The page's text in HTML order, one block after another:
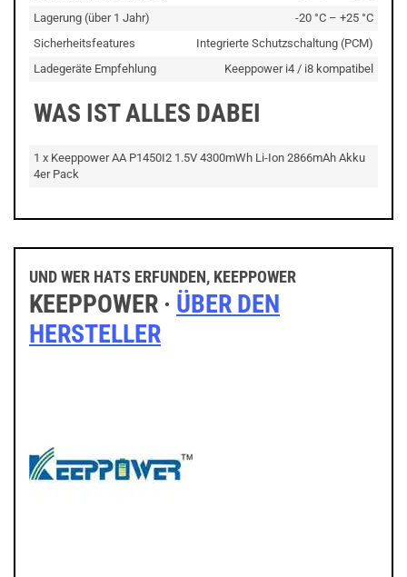
Lagerung (über 1 Jahr)
-20 °C – +25 °C
Sicherheitsfeatures
Integrierte Schutzschaltung (PCM)
Ladegeräte Empfehlung
Keeppower i4 / i8 kompatibel
WAS IST ALLES DABEI
1 x Keeppower AA P1450I2 1.5V 4300mWh Li-Ion 2866mAh Akku
4er Pack
UND WER HATS ERFUNDEN, KEEPPOWER
KEEPPOWER · ÜBER DEN
HERSTELLER